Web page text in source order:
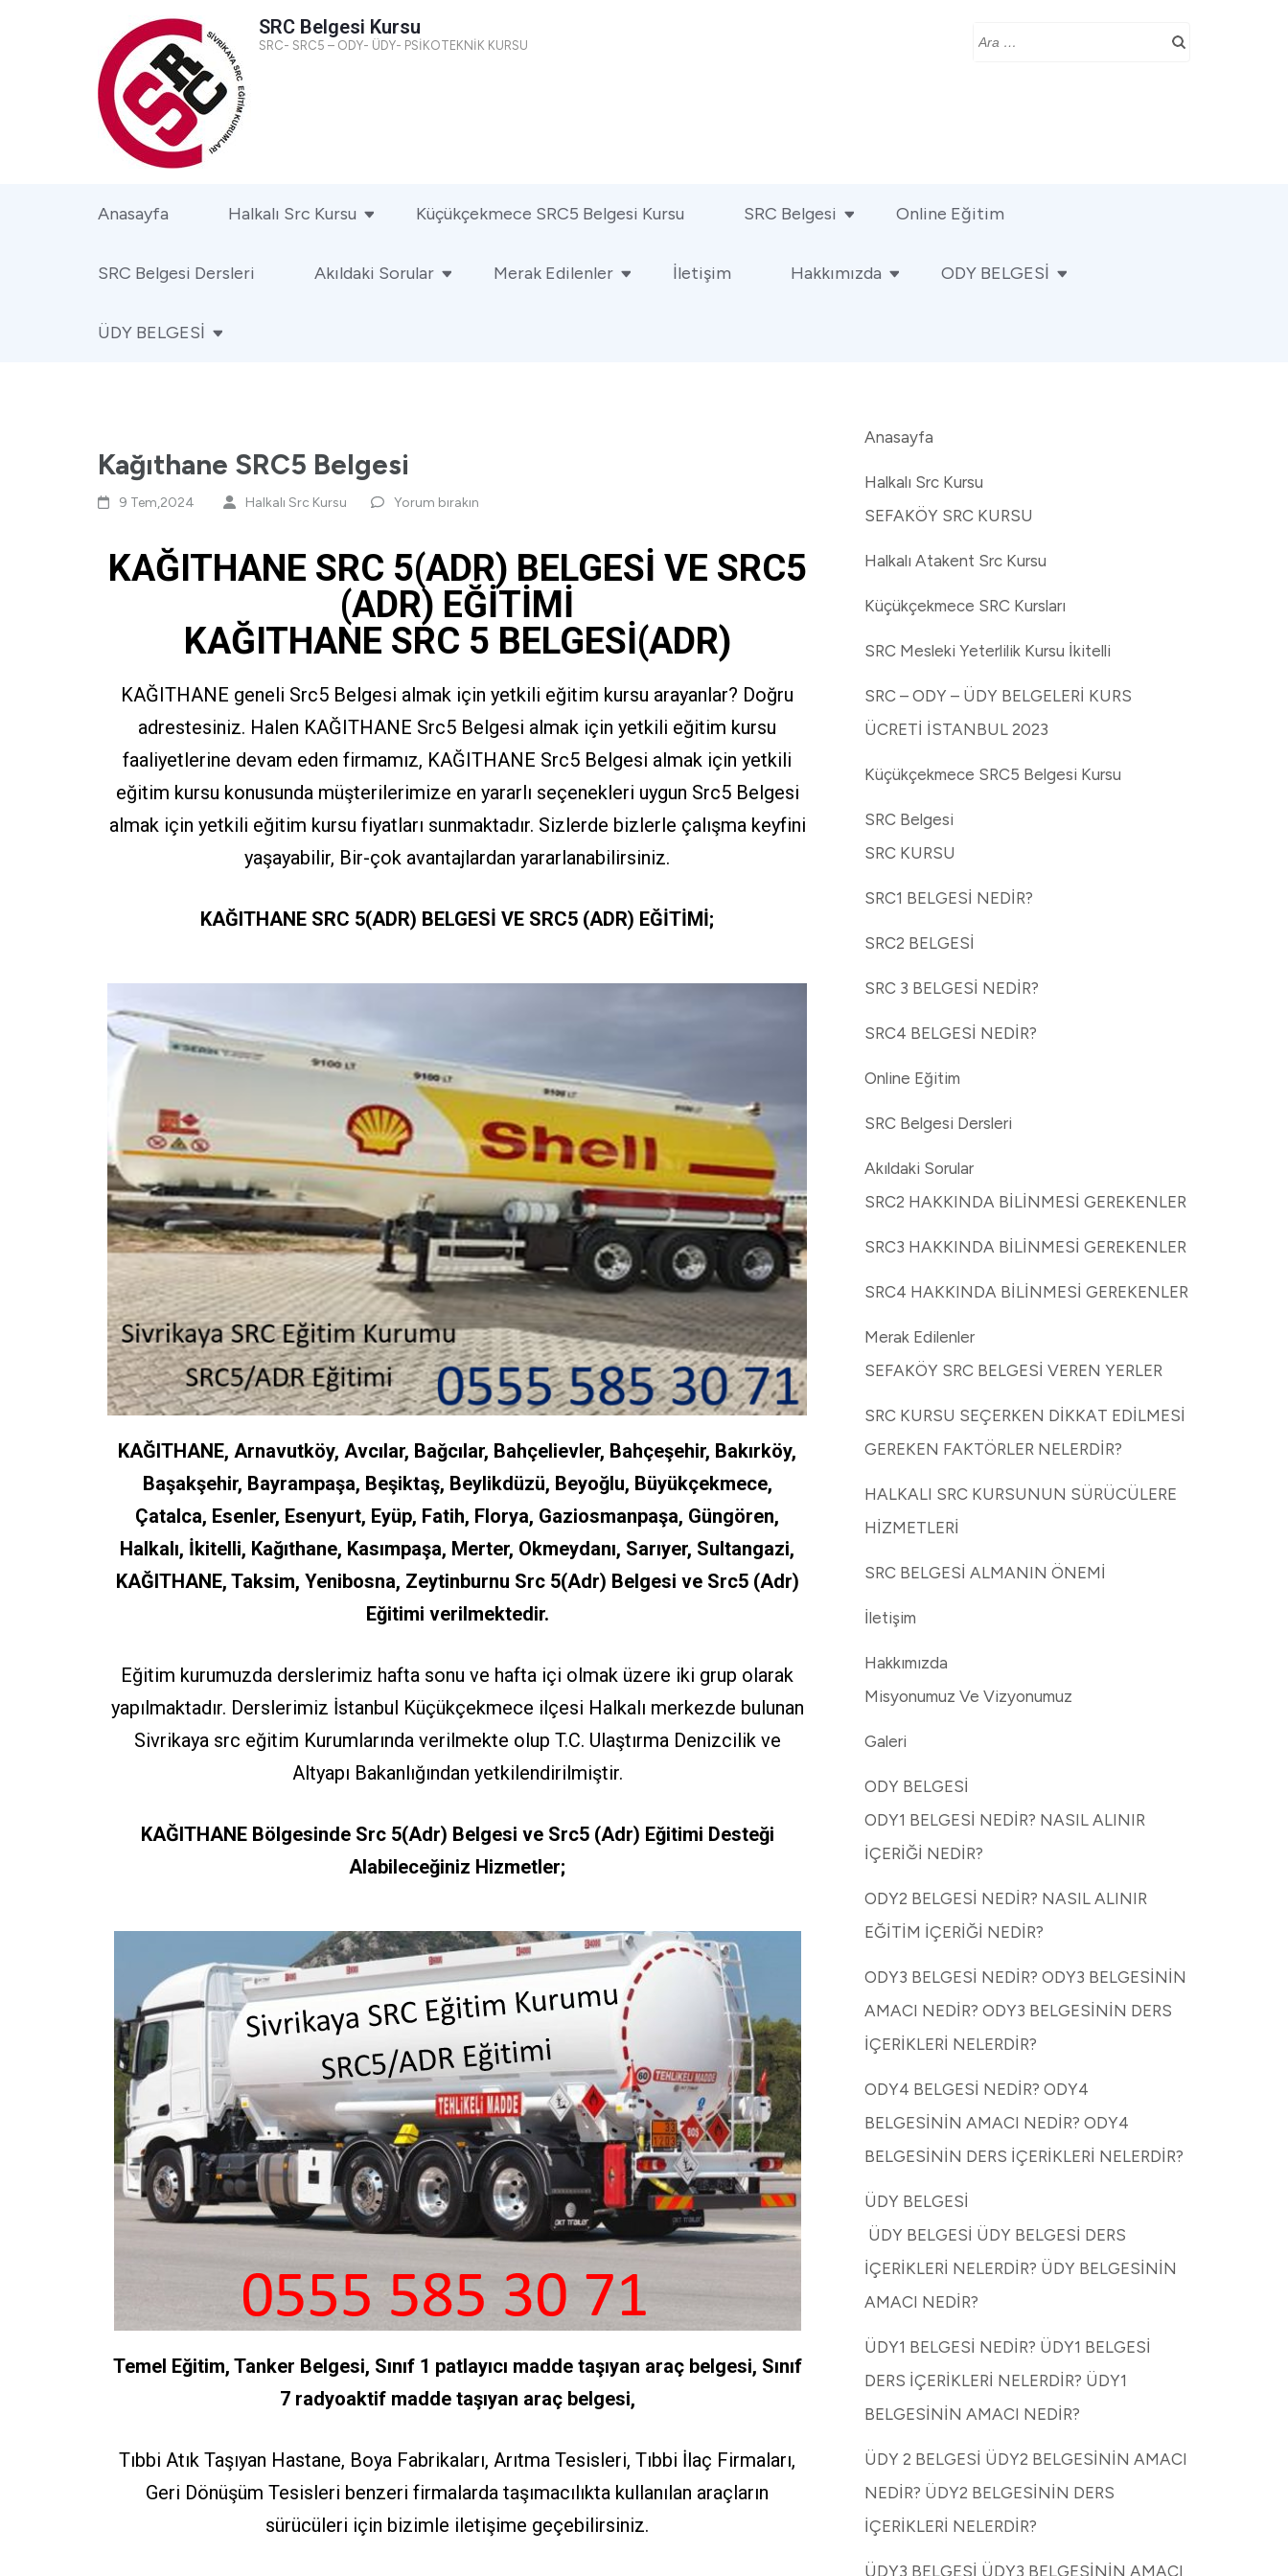
SRC Belgesi Kursu
SRC- SRC5 – ODY- ÜDY- PSİKOTEKNİK KURSU
Anasayfa Halkalı Src Kursu Küçükçekmece SRC5 Belgesi Kursu SRC Belgesi Online Eğitim
SRC Belgesi Dersleri Akıldaki Sorular Merak Edilenler İletişim Hakkımızda ODY BELGESİ
ÜDY BELGESİ
Kağıthane SRC5 Belgesi
9 Tem,2024 Halkalı Src Kursu Yorum bırakın
KAĞITHANE SRC 5(ADR) BELGESİ VE SRC5
(ADR) EĞİTİMİ
KAĞITHANE SRC 5 BELGESİ(ADR)
KAĞITHANE geneli Src5 Belgesi almak için yetkili eğitim kursu arayanlar? Doğru
adrestesiniz. Halen KAĞITHANE Src5 Belgesi almak için yetkili eğitim kursu
faaliyetlerine devam eden firmamız, KAĞITHANE Src5 Belgesi almak için yetkili
eğitim kursu konusunda müşterilerimize en yararlı seçenekleri uygun Src5 Belgesi
almak için yetkili eğitim kursu fiyatları sunmaktadır. Sizlerde bizlerle çalışma keyfini
yaşayabilir, Bir-çok avantajlardan yararlanabilirsiniz.
KAĞITHANE SRC 5(ADR) BELGESİ VE SRC5 (ADR) EĞİTİMİ;
KAĞITHANE, Arnavutköy, Avcılar, Bağcılar, Bahçelievler, Bahçeşehir, Bakırköy,
Başakşehir, Bayrampaşa, Beşiktaş, Beylikdüzü, Beyoğlu, Büyükçekmece,
Çatalca, Esenler, Esenyurt, Eyüp, Fatih, Florya, Gaziosmanpaşa, Güngören,
Halkalı, İkitelli, Kağıthane, Kasımpaşa, Merter, Okmeydanı, Sarıyer, Sultangazi,
KAĞITHANE, Taksim, Yenibosna, Zeytinburnu Src 5(Adr) Belgesi ve Src5 (Adr)
Eğitimi verilmektedir.
Eğitim kurumuzda derslerimiz hafta sonu ve hafta içi olmak üzere iki grup olarak
yapılmaktadır. Derslerimiz İstanbul Küçükçekmece ilçesi Halkalı merkezde bulunan
Sivrikaya src eğitim Kurumlarında verilmekte olup T.C. Ulaştırma Denizcilik ve
Altyapı Bakanlığından yetkilendirilmiştir.
KAĞITHANE Bölgesinde Src 5(Adr) Belgesi ve Src5 (Adr) Eğitimi Desteği
Alabileceğiniz Hizmetler;
Temel Eğitim, Tanker Belgesi, Sınıf 1 patlayıcı madde taşıyan araç belgesi, Sınıf
7 radyoaktif madde taşıyan araç belgesi,
Tıbbi Atık Taşıyan Hastane, Boya Fabrikaları, Arıtma Tesisleri, Tıbbi İlaç Firmaları,
Geri Dönüşüm Tesisleri benzeri firmalarda taşımacılıkta kullanılan araçların
sürücüleri için bizimle iletişime geçebilirsiniz.
Anasayfa
Halkalı Src Kursu
SEFAKÖY SRC KURSU
Halkalı Atakent Src Kursu
Küçükçekmece SRC Kursları
SRC Mesleki Yeterlilik Kursu İkitelli
SRC – ODY – ÜDY BELGELERİ KURS
ÜCRETİ İSTANBUL 2023
Küçükçekmece SRC5 Belgesi Kursu
SRC Belgesi
SRC KURSU
SRC1 BELGESİ NEDİR?
SRC2 BELGESİ
SRC 3 BELGESİ NEDİR?
SRC4 BELGESİ NEDİR?
Online Eğitim
SRC Belgesi Dersleri
Akıldaki Sorular
SRC2 HAKKINDA BİLİNMESİ GEREKENLER
SRC3 HAKKINDA BİLİNMESİ GEREKENLER
SRC4 HAKKINDA BİLİNMESİ GEREKENLER
Merak Edilenler
SEFAKÖY SRC BELGESİ VEREN YERLER
SRC KURSU SEÇERKEN DİKKAT EDİLMESİ
GEREKEN FAKTÖRLER NELERDİR?
HALKALI SRC KURSUNUN SÜRÜCÜLERE
HİZMETLERİ
SRC BELGESİ ALMANIN ÖNEMİ
İletişim
Hakkımızda
Misyonumuz Ve Vizyonumuz
Galeri
ODY BELGESİ
ODY1 BELGESİ NEDİR? NASIL ALINIR
İÇERİĞİ NEDİR?
ODY2 BELGESİ NEDİR? NASIL ALINIR
EĞİTİM İÇERİĞİ NEDİR?
ODY3 BELGESİ NEDİR? ODY3 BELGESİNİN
AMACI NEDİR? ODY3 BELGESİNİN DERS
İÇERİKLERİ NELERDİR?
ODY4 BELGESİ NEDİR? ODY4
BELGESİNİN AMACI NEDİR? ODY4
BELGESİNİN DERS İÇERİKLERİ NELERDİR?
ÜDY BELGESİ
ÜDY BELGESİ ÜDY BELGESİ DERS
İÇERİKLERİ NELERDİR? ÜDY BELGESİNİN
AMACI NEDİR?
ÜDY1 BELGESİ NEDİR? ÜDY1 BELGESİ
DERS İÇERİKLERİ NELERDİR? ÜDY1
BELGESİNİN AMACI NEDİR?
ÜDY 2 BELGESİ ÜDY2 BELGESİNİN AMACI
NEDİR? ÜDY2 BELGESİNİN DERS
İÇERİKLERİ NELERDİR?
ÜDY3 BELGESİ ÜDY3 BELGESİNİN AMACI